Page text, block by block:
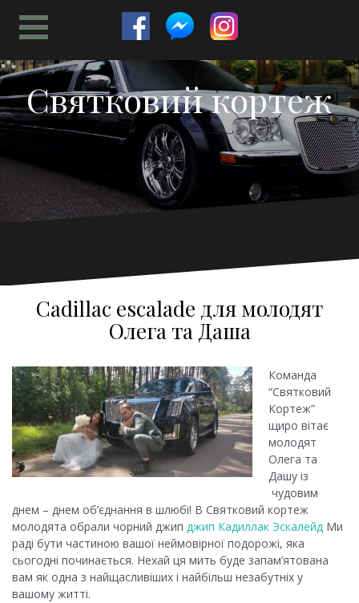
content
Святковий кортеж
Cadillac escalade для молодят
Олега та Даша
Команда
“Святковий
Кортеж”
щиро вітає
молодят
Олега та
Дашу із
чудовим
днем – днем об’єднання в шлюбі! В Святковий кортеж
молодята обрали чорний джип джип Кадиллак Эскалейд Ми
раді бути частиною вашої неймовірної подорожі, яка
сьогодні починається. Нехай ця мить буде запам’ятована
вам як одна з найщасливіших і найбільш незабутніх у
вашому житті.